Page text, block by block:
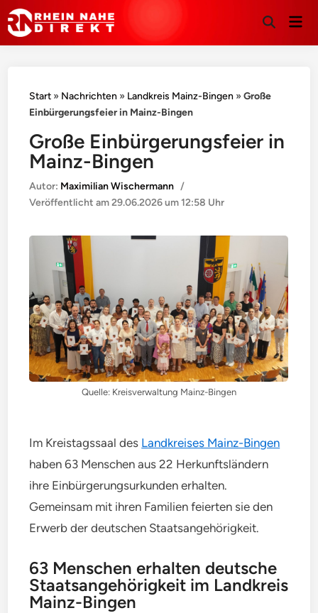
Suche
Start » Nachrichten » Landkreis Mainz-Bingen »Große
Einbürgerungsfeier in Mainz-Bingen
Große Einbürgerungsfeier in
Mainz-Bingen
Autor: Maximilian Wischermann /
Veröffentlicht am29.06.2026 um 12:58 Uhr
Quelle: Kreisverwaltung Mainz-Bingen
Im Kreistagssaal des Landkreises Mainz-Bingen
haben 63 Menschen aus 22 Herkunftsländern
ihre Einbürgerungsurkunden erhalten.
Gemeinsam mit ihren Familien feierten sie den
Erwerb der deutschen Staatsangehörigkeit.
63 Menschen erhalten deutsche
Staatsangehörigkeit im Landkreis
Mainz-Bingen